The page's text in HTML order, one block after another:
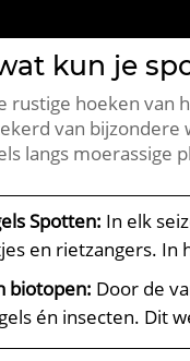
kun je
rustige hoeken van
van bijzondere
langs moerassige
Spotten: In elk
en rietzangers.​
biotopen: Door de
én insecten.​ Dit